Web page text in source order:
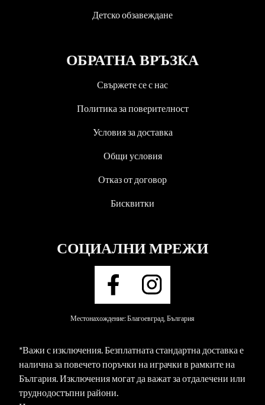
Детско обзавеждане
ОБРАТНА ВРЪЗКА
Свържете се с нас
Политика за поверителност
Условия за доставка
Общи условия
Отказ от договор
Бисквитки
СОЦИАЛНИ МРЕЖИ
Местонахождение: Благоевград, България
*Важи с изключения. Безплатната стандартна доставка е
налична за повечето поръчки на играчки в рамките на
България. Изключения могат да важат за отдалечени или
труднодостъпни райони.